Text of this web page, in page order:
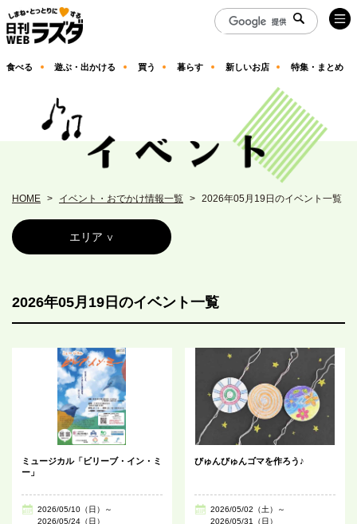
食べる 遊ぶ・出かける 買う 暮らす 新しいお店 特集・まとめ
HOME イベント・おでかけ情報一覧 2026年05月19日のイベント一覧
エリア
2026年05月19日のイベント一覧
ミュージカル「ビリーブ・イン・ミ
ー」
2026/05/10（日）～
2026/05/24（日）
びゅんびゅんゴマを作ろう♪
2026/05/02（土）～
2026/05/31（日）